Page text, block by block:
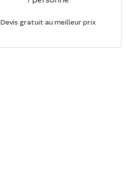
Devis gratuit au meilleur prix